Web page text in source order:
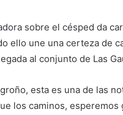
sobre el césped da
ello une una certeza de
al conjunto de Las
esta es una de las
los caminos, esperemos